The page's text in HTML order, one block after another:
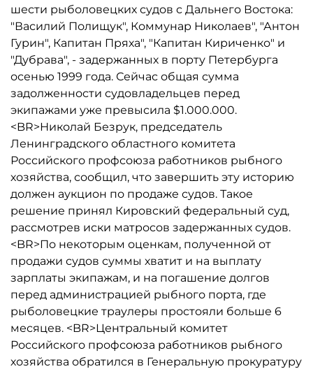
шести рыболовецких судов с Дальнего Востока:
"Василий Полищук", Коммунар Николаев", "Антон
Гурин", Капитан Пряха", "Капитан Кириченко" и
"Дубрава", - задержанных в порту Петербурга
осенью 1999 года. Сейчас общая сумма
задолженности судовладельцев перед
экипажами уже превысила $1.000.000.
<BR>Николай Безрук, председатель
Ленинградского областного комитета
Российского профсоюза работников рыбного
хозяйства, сообщил, что завершить эту историю
должен аукцион по продаже судов. Такое
решение принял Кировский федеральный суд,
рассмотрев иски матросов задержанных судов.
<BR>По некоторым оценкам, полученной от
продажи судов суммы хватит и на выплату
зарплаты экипажам, и на погашение долгов
перед администрацией рыбного порта, где
рыболовецкие траулеры простояли больше 6
месяцев. <BR>Центральный комитет
Российского профсоюза работников рыбного
хозяйства обратился в Генеральную прокуратуру